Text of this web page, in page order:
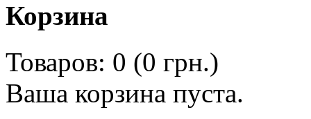
Корзина
Товаров: 0 (0 грн.)
Ваша корзина пуста.